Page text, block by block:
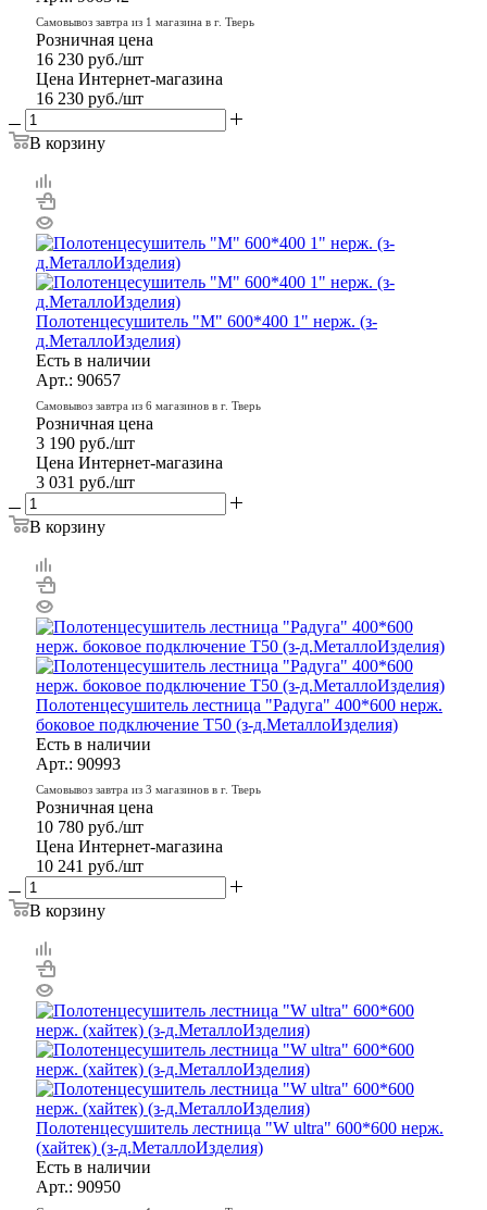
Самовывоз завтра из 1 магазина в г. Тверь
Розничная цена
16 230 руб./шт
Цена Интернет-магазина
16 230 руб./шт
В корзину
Полотенцесушитель "M" 600*400 1" нерж. (з-
д.МеталлоИзделия)
Есть в наличии
Арт.: 90657
Самовывоз завтра из 6 магазинов в г. Тверь
Розничная цена
3 190 руб./шт
Цена Интернет-магазина
3 031 руб./шт
В корзину
Полотенцесушитель лестница "Радуга" 400*600 нерж.
боковое подключение Т50 (з-д.МеталлоИзделия)
Есть в наличии
Арт.: 90993
Самовывоз завтра из 3 магазинов в г. Тверь
Розничная цена
10 780 руб./шт
Цена Интернет-магазина
10 241 руб./шт
В корзину
Полотенцесушитель лестница "W ultra" 600*600 нерж.
(хайтек) (з-д.МеталлоИзделия)
Есть в наличии
Арт.: 90950